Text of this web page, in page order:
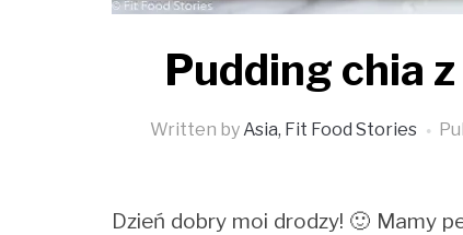
Pudding chia
Written byAsia, Fit Food Stories
Dzień dobry moi drodzy! 🙂 Mamy